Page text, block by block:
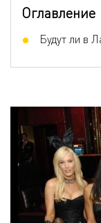
Оглавление
Будут ли в